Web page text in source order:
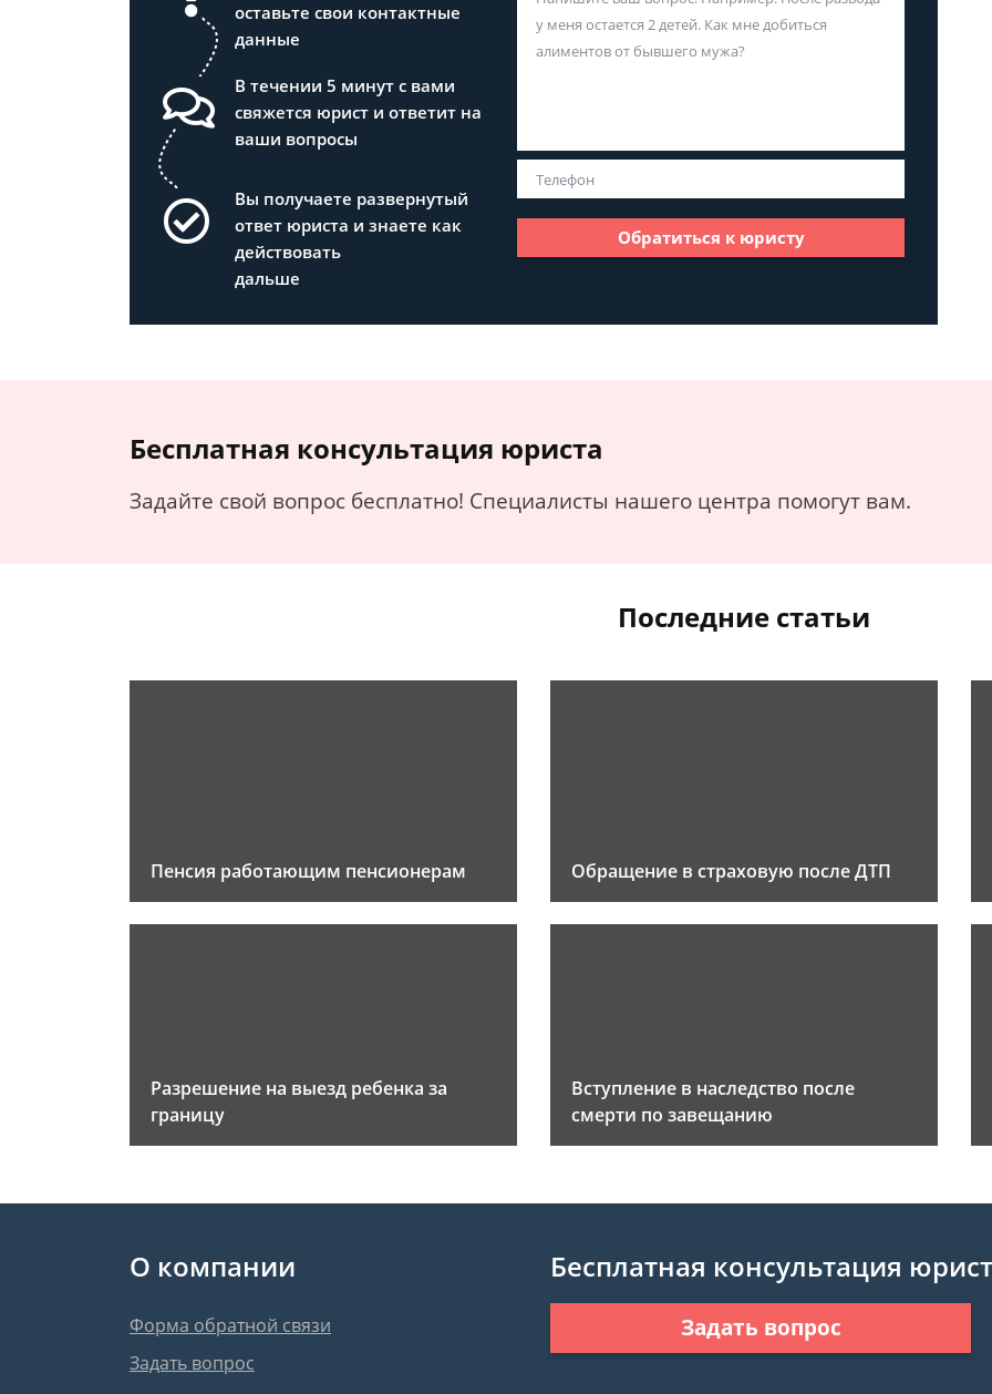
оставьте свои контактные
данные
В течении 5 минут с вами
свяжется юрист и ответит на
ваши вопросы
Вы получаете развернутый
ответ юриста и знаете как
действовать
дальше
Обратиться к юристу
Бесплатная консультация юриста
Задайте свой вопрос бесплатно! Специалисты нашего центра помогут вам.
Последние статьи
Пенсия работающим пенсионерам Обращение в страховую после ДТП
Разрешение на выезд ребенка за
границу
Вступление в наследство после
смерти по завещанию
О компании
Форма обратной связи
Задать вопрос
Бесплатная консультация
Задать вопрос